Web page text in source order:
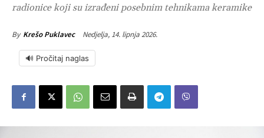
radionice koji su izrađeni posebnim tehnikama keramike
By Krešo Puklavec Nedjelja, 14. lipnja 2026.
🔊 Pročitaj naglas